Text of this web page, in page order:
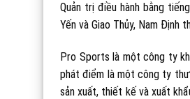
Quản trị điều hành bằng
Yến và Giao Thủy, Nam Định
Pro Sports là một công ty
phát điểm là một công ty
sản xuất, thiết kế và xuất